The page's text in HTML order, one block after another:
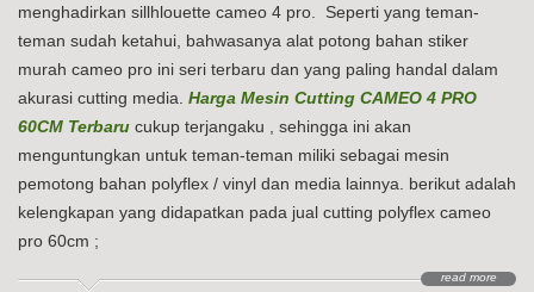
menghadirkan sillhlouette cameo 4 pro. Seperti yang teman-
teman sudah ketahui, bahwasanya alat potong bahan stiker
murah cameo pro ini seri terbaru dan yang paling handal dalam
akurasi cutting media. Harga Mesin Cutting CAMEO 4 PRO
60CM Terbaru cukup terjangaku , sehingga ini akan
menguntungkan untuk teman-teman miliki sebagai mesin
pemotong bahan polyflex / vinyl dan media lainnya. berikut adalah
kelengkapan yang didapatkan pada jual cutting polyflex cameo
pro 60cm ;
read more